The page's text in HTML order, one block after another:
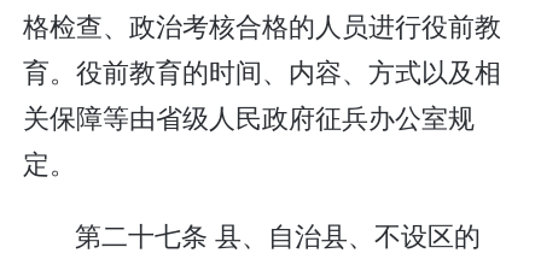
格检查、政治考核合格的人员进行役前教
育。役前教育的时间、内容、方式以及相
关保障等由省级人民政府征兵办公室规
定。
第二十七条 县、自治县、不设区的